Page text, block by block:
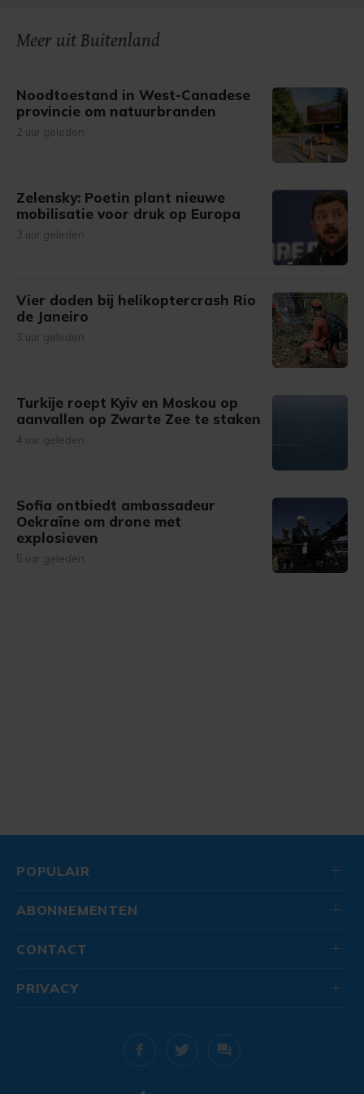
gemaakte keuze altijd wijzigen of intrekken.
Meer uit Buitenland
Noodtoestand in West-Canadese
provincie om natuurbranden
2 uur geleden
Zelensky: Poetin plant nieuwe
mobilisatie voor druk op Europa
3 uur geleden
Vier doden bij helikoptercrash Rio
de Janeiro
3 uur geleden
Turkije roept Kyiv en Moskou op
aanvallen op Zwarte Zee te staken
4 uur geleden
Sofia ontbiedt ambassadeur
Oekraïne om drone met
explosieven
5 uur geleden
POPULAIR
ABONNEMENTEN
CONTACT
PRIVACY